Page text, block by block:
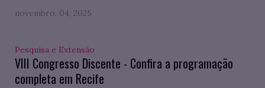
novembro. 04, 2025
Pesquisa e Extensão
VIII Congresso Discente - Confira a programação
completa em Recife